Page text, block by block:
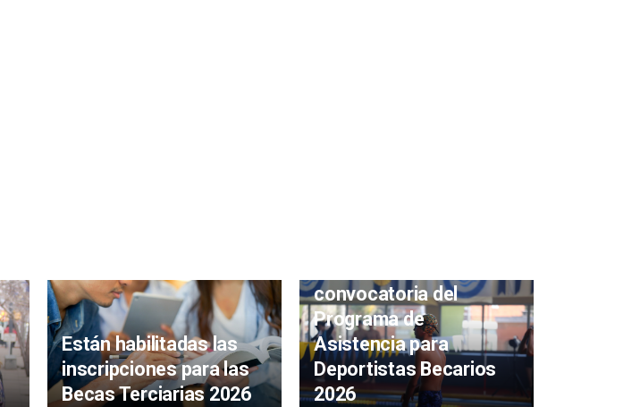
Están habilitadas las
inscripciones para las
Becas Terciarias 2026
convocatoria del
Programa de
Asistencia para
Deportistas Becarios
2026